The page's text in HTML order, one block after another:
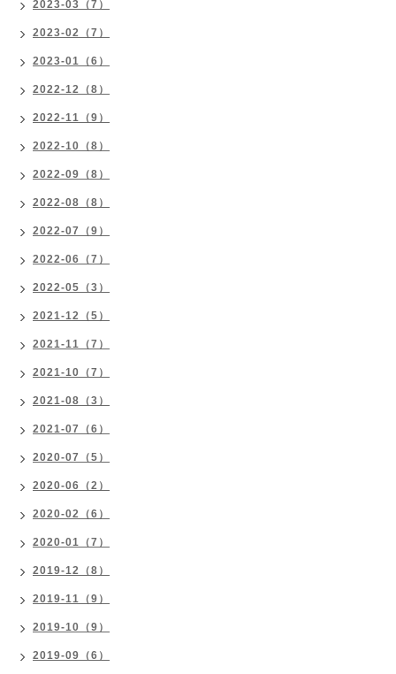
2023-03（7）
2023-02（7）
2023-01（6）
2022-12（8）
2022-11（9）
2022-10（8）
2022-09（8）
2022-08（8）
2022-07（9）
2022-06（7）
2022-05（3）
2021-12（5）
2021-11（7）
2021-10（7）
2021-08（3）
2021-07（6）
2020-07（5）
2020-06（2）
2020-02（6）
2020-01（7）
2019-12（8）
2019-11（9）
2019-10（9）
2019-09（6）